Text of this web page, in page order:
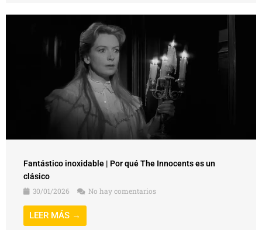
Fantástico inoxidable | Por qué The Innocents es un
clásico
30/01/2026
No hay comentarios
LEER MÁS →